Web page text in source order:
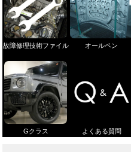
故障修理技術ファイル オールペン
Gクラス よくある質問